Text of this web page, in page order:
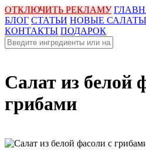
ОТКЛЮЧИТЬ РЕКЛАМУ
БЛОГ СТАТЬИ НОВЫЕ САЛАТЫ
КОНТАКТЫ ПОДАРОК
Салат из белой
грибами